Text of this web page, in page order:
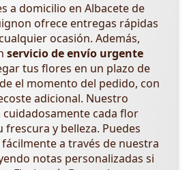
a domicilio en Albacete de
ofrece entregas rápidas
ocasión. Además,
servicio de envío urgente
tus flores en un plazo de
el momento del pedido, con
adicional. Nuestro
cada flor
y belleza. Puedes
a través de nuestra
notas personalizadas si